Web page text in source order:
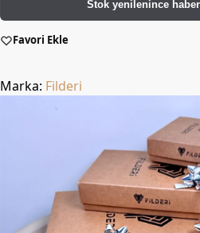
Stok yenilenince
Favori Ekle
Marka: Filderi